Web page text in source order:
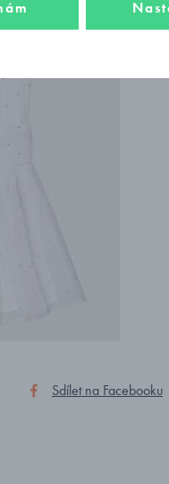
Sdílet na Facebooku